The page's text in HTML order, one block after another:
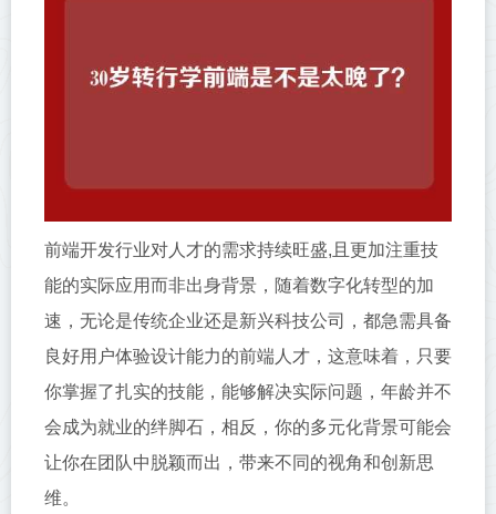
前端开发行业对人才的需求持续旺盛,且更加注重技
能的实际应用而非出身背景，随着数字化转型的加
速，无论是传统企业还是新兴科技公司，都急需具备
良好用户体验设计能力的前端人才，这意味着，只要
你掌握了扎实的技能，能够解决实际问题，年龄并不
会成为就业的绊脚石，相反，你的多元化背景可能会
让你在团队中脱颖而出，带来不同的视角和创新思
维。